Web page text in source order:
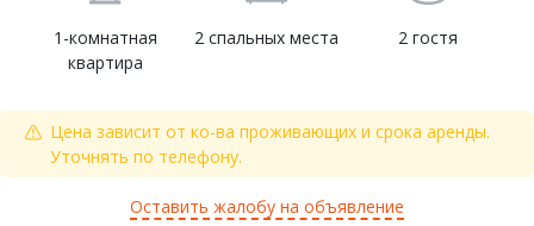
1-комнатная
квартира
2 спальных места 2 гостя
Цена зависит от ко-ва проживающих и срока аренды.
Уточнять по телефону.
Оставить жалобу на объявление